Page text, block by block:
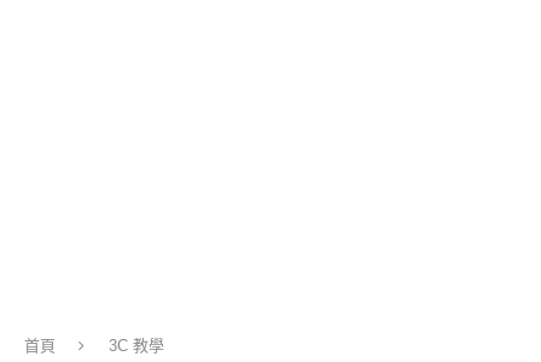
首頁 3C 教學